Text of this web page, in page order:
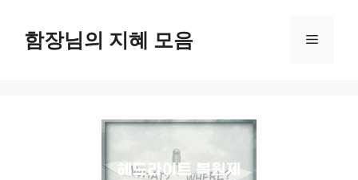
함장님의 지혜 모음 메